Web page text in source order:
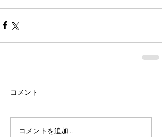
コメント
コメントを追加…